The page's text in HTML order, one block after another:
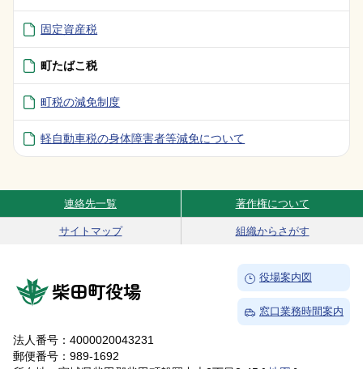
固定資産税
町たばこ税
町税の減免制度
軽自動車税の身体障害者等減免について
Site Navigation
連絡先一覧 著作権について
サイトマップ 組織からさがす
柴田町役場
→
役場案内図
→
窓口業務時間案内
法人番号：4000020043231
郵便番号：989-1692